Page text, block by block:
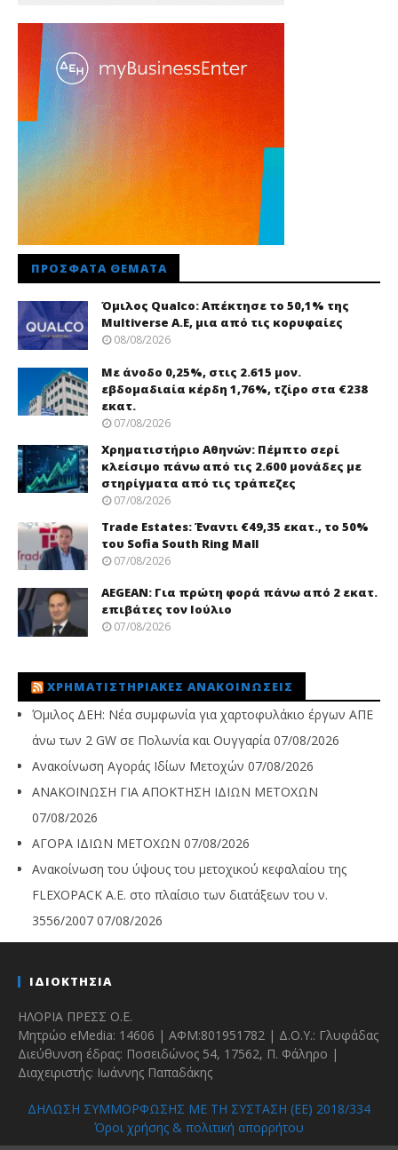
ΠΡΌΣΦΑΤΑ ΘΈΜΑΤΑ
Όμιλος Qualco: Απέκτησε το 50,1% της
Multiverse A.E, μια από τις κορυφαίες
08/08/2026
Με άνοδο 0,25%, στις 2.615 μον.
εβδομαδιαία κέρδη 1,76%, τζίρο στα €238
εκατ.
07/08/2026
Χρηματιστήριο Αθηνών: Πέμπτο σερί
κλείσιμο πάνω από τις 2.600 μονάδες με
στηρίγματα από τις τράπεζες
07/08/2026
Trade Εstates: Έναντι €49,35 εκατ., το 50%
του Sofia South Ring Mall
07/08/2026
AEGEAN: Για πρώτη φορά πάνω από 2 εκατ.
επιβάτες τον Ιούλιο
07/08/2026
ΧΡΗΜΑΤΙΣΤΗΡΙΑΚΈΣ ΑΝΑΚΟΙΝΏΣΕΙΣ
Όμιλος ΔΕΗ: Νέα συμφωνία για χαρτοφυλάκιο έργων ΑΠΕ
άνω των 2 GW σε Πολωνία και Ουγγαρία 07/08/2026
Ανακοίνωση Αγοράς Ιδίων Μετοχών 07/08/2026
ΑΝΑΚΟΙΝΩΣΗ ΓΙΑ ΑΠΟΚΤΗΣΗ ΙΔΙΩΝ ΜΕΤΟΧΩΝ
07/08/2026
ΑΓΟΡΑ ΙΔΙΩΝ ΜΕΤΟΧΩΝ 07/08/2026
Ανακοίνωση του ύψους του μετοχικού κεφαλαίου της
FLEXOPACK A.E. στο πλαίσιο των διατάξεων του ν.
3556/2007 07/08/2026
ΙΔΙΟΚΤΗΣΙΑ
ΗΛΟΡΙΑ ΠΡΕΣΣ Ο.Ε.
Μητρώο eMedia: 14606 | ΑΦΜ:801951782 | Δ.Ο.Υ.: Γλυφάδας
Διεύθυνση έδρας: Ποσειδώνος 54, 17562, Π. Φάληρο |
Διαχειριστής: Ιωάννης Παπαδάκης
ΔΗΛΩΣΗ ΣΥΜΜΟΡΦΩΣΗΣ ΜΕ ΤΗ ΣΥΣΤΑΣΗ (ΕΕ) 2018/334
Όροι χρήσης & πολιτική απορρήτου